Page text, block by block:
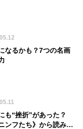
なるかも？7つの名画
も“挫折”があった？
ンフたち》から読み解